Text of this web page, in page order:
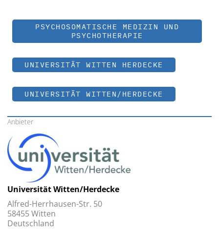
PSYCHOSOMATISCHE MEDIZIN UND
PSYCHOTHERAPIE
UNIVERSITÄT WITTEN HERDECKE
UNIVERSITÄT WITTEN/HERDECKE
Anbieter
Universität Witten/Herdecke
Alfred-Herrhausen-Str. 50
58455 Witten
Deutschland